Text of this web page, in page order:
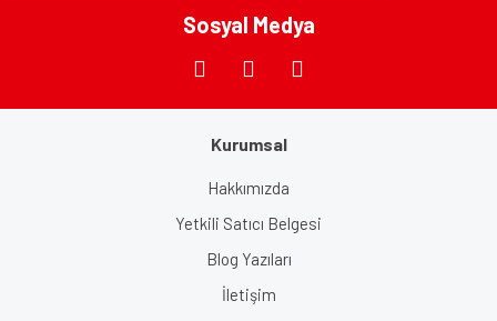
Sosyal Medya
Kurumsal
Hakkımızda
Yetkili Satıcı Belgesi
Blog Yazıları
İletişim